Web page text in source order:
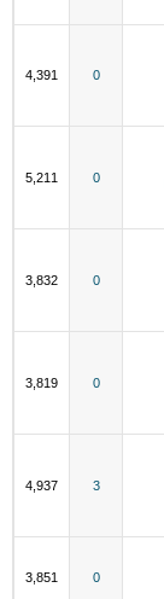
0
4,391
0
5,211
0
3,832
0
3,819
3
4,937
0
3,851